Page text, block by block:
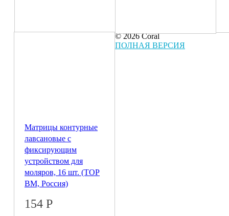
Матрицы контурные
лавсановые с
фиксирующим
устройством для
моляров, 16 шт. (ТОР
ВМ, Россия)
154 Р
© 2026 Coral
ПОЛНАЯ ВЕРСИЯ